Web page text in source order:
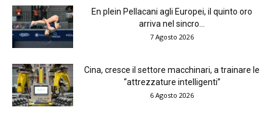
En plein Pellacani agli Europei, il quinto oro
arriva nel sincro...
7 Agosto 2026
Cina, cresce il settore macchinari, a trainare le
“attrezzature intelligenti”
6 Agosto 2026